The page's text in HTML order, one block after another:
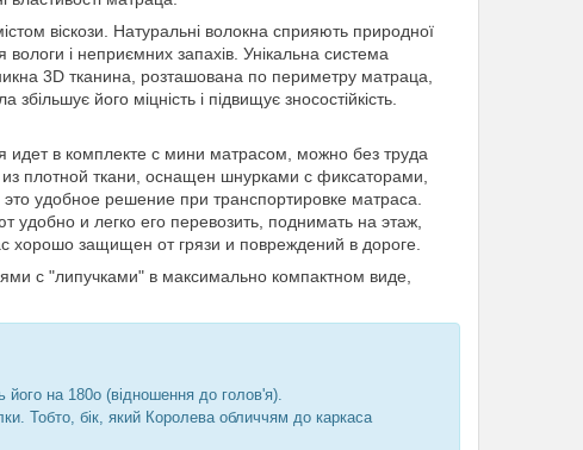
віскози. Натуральні волокна сприяють природної
і неприємних запахів. Унікальна система
3D тканина, розташована по периметру матраца,
його міцність і підвищує зносостійкість.
идет в комплекте с мини матрасом, можно без труда
плотной ткани, оснащен шнурками с фиксаторами,
это удобное решение при транспортировке матраса.
и легко его перевозить, поднимать на этаж,
хорошо защищен от грязи и повреждений в дороге.
с "липучками" в максимально компактном виде,
його на 180o (відношення до голов'я).
Тобто, бік, який Королева обличчям до каркаса